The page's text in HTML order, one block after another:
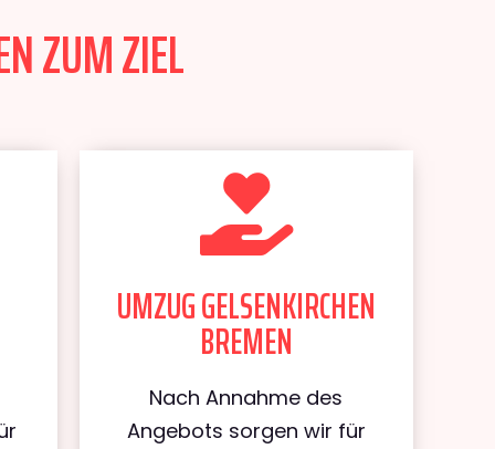
ZUM ZIEL
UMZUG GELSENKIRCHEN
BREMEN
Nach Annahme des
Angebots sorgen wir für